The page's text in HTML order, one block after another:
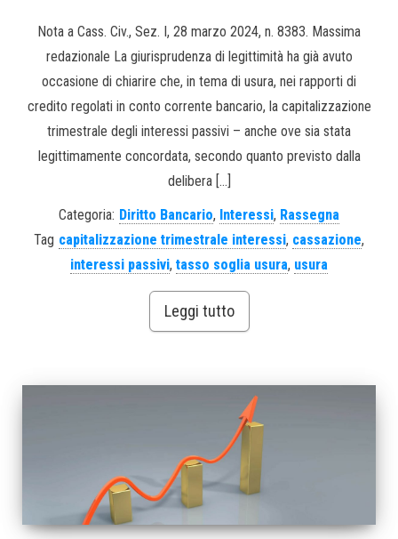
Nota a Cass. Civ., Sez. I, 28 marzo 2024, n. 8383. Massima
redazionale La giurisprudenza di legittimità ha già avuto
occasione di chiarire che, in tema di usura, nei rapporti di
credito regolati in conto corrente bancario, la capitalizzazione
trimestrale degli interessi passivi – anche ove sia stata
legittimamente concordata, secondo quanto previsto dalla
delibera […]
Categoria: Diritto Bancario, Interessi, Rassegna
Tag capitalizzazione trimestrale interessi, cassazione,
interessi passivi, tasso soglia usura, usura
Leggi tutto